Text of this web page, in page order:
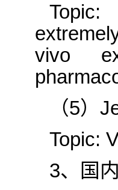
vivo
（5）
Topic:
3、国